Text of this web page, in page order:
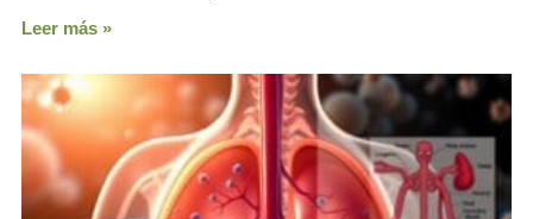
Leer más »